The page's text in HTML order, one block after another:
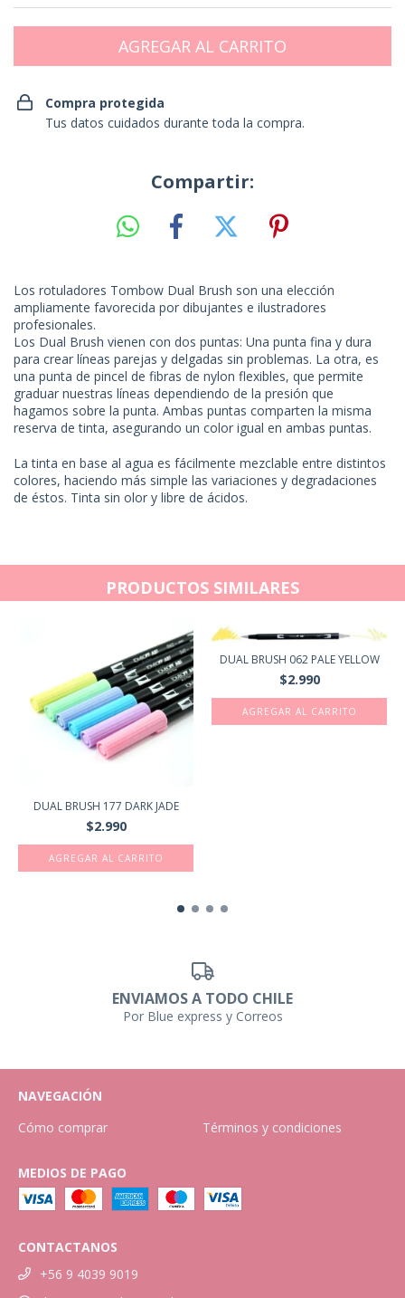
Compra protegida
Tus datos cuidados durante toda la compra.
Compartir:
Los rotuladores Tombow Dual Brush son una elección
ampliamente favorecida por dibujantes e ilustradores
profesionales.
Los Dual Brush vienen con dos puntas: Una punta fina y dura
para crear líneas parejas y delgadas sin problemas. La otra, es
una punta de pincel de fibras de nylon flexibles, que permite
graduar nuestras líneas dependiendo de la presión que
hagamos sobre la punta. Ambas puntas comparten la misma
reserva de tinta, asegurando un color igual en ambas puntas.
La tinta en base al agua es fácilmente mezclable entre distintos
colores, haciendo más simple las variaciones y degradaciones
de éstos. Tinta sin olor y libre de ácidos.
PRODUCTOS SIMILARES
DUAL BRUSH 177 DARK JADE
$2.990
DUAL BRUSH 062 PALE YELLOW
$2.990
ENVIAMOS A TODO CHILE
Por Blue express y Correos
NAVEGACIÓN
Cómo comprar
Términos y condiciones
MEDIOS DE PAGO
CONTACTANOS
+56 9 4039 9019